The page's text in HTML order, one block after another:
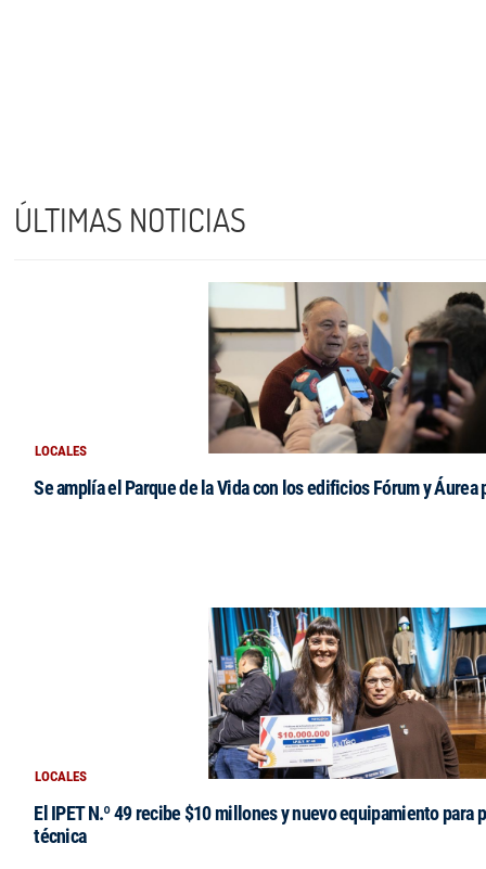
ÚLTIMAS NOTICIAS
LOCALES
Se amplía el Parque de la Vida con los edificios Fórum y
LOCALES
El IPET N.º 49 recibe $10 millones y nuevo equipamiento para
técnica